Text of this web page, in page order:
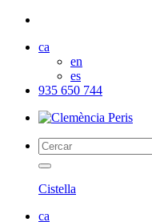
ca
en
es
935 650 744
Cistella
ca